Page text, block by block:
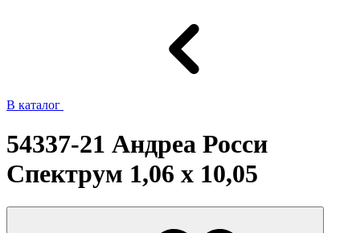
В каталог
54337-21 Андреа Росси
Спектрум 1,06 х 10,05